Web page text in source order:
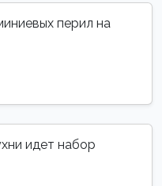
перил на
идет набор